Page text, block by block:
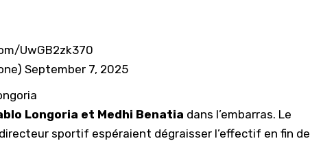
UwGB2zk370
September 7, 2025
Longoria et Medhi Benatia dans l’embarras. Le
sportif espéraient dégraisser l’effectif en fin de